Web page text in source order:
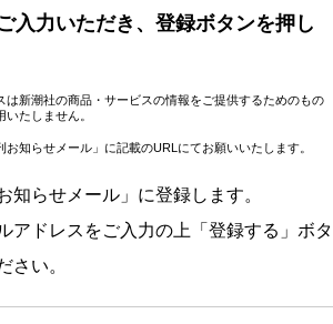
入力いただき、登録ボタンを押し
新潮社の商品・サービスの情報をご提供するためのもの
たしません。
知らせメール」に記載のURLにてお願いいたします。
知らせメール」に登録します。
アドレスをご入力の上「登録する」ボタ
さい。